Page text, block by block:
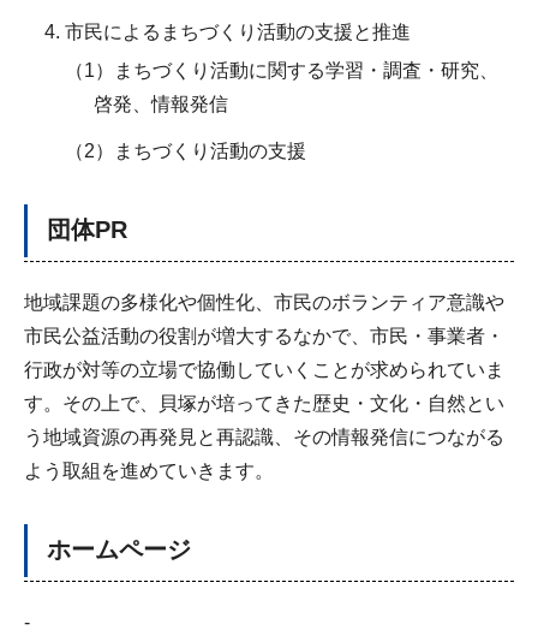
市民によるまちづくり活動の支援と推進
（1）まちづくり活動に関する学習・調査・研究、
啓発、情報発信
（2）まちづくり活動の支援
団体PR
地域課題の多様化や個性化、市民のボランティア意識や
市民公益活動の役割が増大するなかで、市民・事業者・
行政が対等の立場で協働していくことが求められていま
す。その上で、貝塚が培ってきた歴史・文化・自然とい
う地域資源の再発見と再認識、その情報発信につながる
よう取組を進めていきます。
ホームページ
-